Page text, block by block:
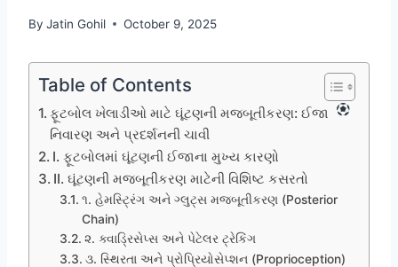
By Jatin Gohil October 9, 2025
Table of Contents
ફૂટબોલ ખેલાડીઓ માટે ઘૂંટણની મજબૂતીકરણ: ઈજા
નિવારણ અને પ્રદર્શનની ચાવી
I. ફૂટબોલમાં ઘૂંટણની ઈજાના મુખ્ય કારણો
II. ઘૂંટણની મજબૂતીકરણ માટેની વિશિષ્ટ કસરતો
૧. હેમસ્ટ્રિંગ અને ગ્લુટ્સ મજબૂતીકરણ (Posterior
Chain)
૨. ક્વાડ્રિસેપ્સ અને પેટેલર ટ્રેકિંગ
૩. સ્થિરતા અને પ્રોપ્રિયોસેપ્શન (Proprioception)